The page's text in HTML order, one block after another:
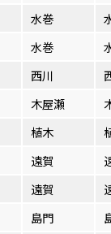
水巻
水巻
西川
木屋瀬
植木
遠賀
遠賀
島門